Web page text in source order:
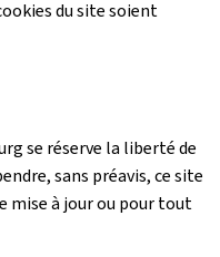
du site soient
se réserve la liberté de
sans préavis, ce site
mise à jour ou pour tout